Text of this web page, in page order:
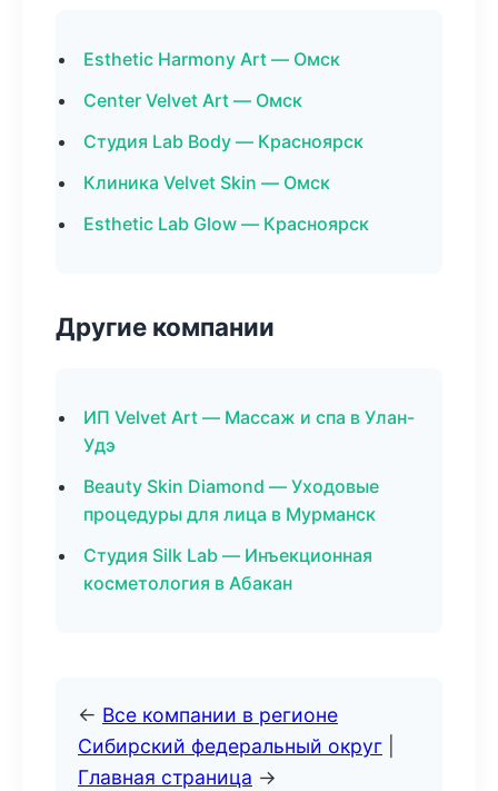
Esthetic Harmony Art — Омск
Center Velvet Art — Омск
Студия Lab Body — Красноярск
Клиника Velvet Skin — Омск
Esthetic Lab Glow — Красноярск
Другие компании
ИП Velvet Art — Массаж и спа в Улан-
Удэ
Beauty Skin Diamond — Уходовые
процедуры для лица в Мурманск
Студия Silk Lab — Инъекционная
косметология в Абакан
← Все компании в регионе
Сибирский федеральный округ
Главная страница →